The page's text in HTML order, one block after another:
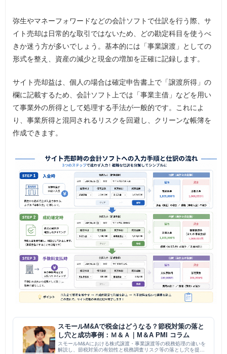
弥生やマネーフォワードなどの会計ソフトで仕訳を行う際、サ
イト売却は日常的な取引ではないため、どの勘定科目を使うべ
きか迷う方が多いでしょう。基本的には「事業譲渡」としての
形式を整え、資産の減少と現金の増加を正確に記録します。
サイト売却益は、個人の場合は確定申告書上で「譲渡所得」の
欄に記載するため、会計ソフト上では「事業主借」などを用い
て事業外の所得として処理する手法が一般的です。これによ
り、事業所得と混同されるリスクを回避し、クリーンな帳簿を
作成できます。
スモールM&Aで税金はどうなる？節税対策の落と
し穴と成功事例：Ｍ＆Ａ｜M＆A PMI コラム
スモールM&Aにおける株式譲渡・事業譲渡等の税務処理の違いを
解説し、節税対策の有効性と税務調査リスク等の落とし穴を提